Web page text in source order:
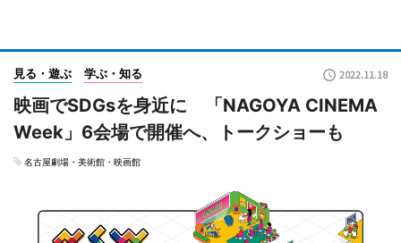
見る・遊ぶ 学ぶ・知る 2022.11.18
映画でSDGsを身近に 「NAGOYA CINEMA
Week」6会場で開催へ、トークショーも
名古屋劇場・美術館・映画館